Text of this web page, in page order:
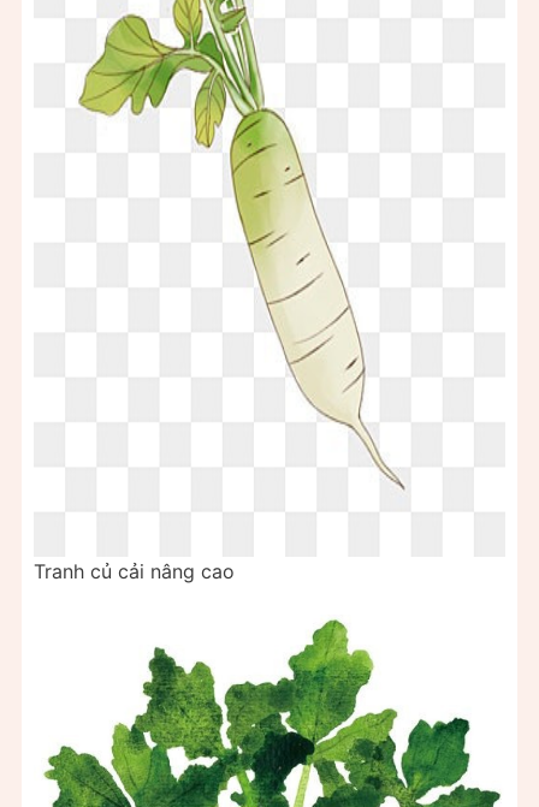
Tranh củ cải nâng cao